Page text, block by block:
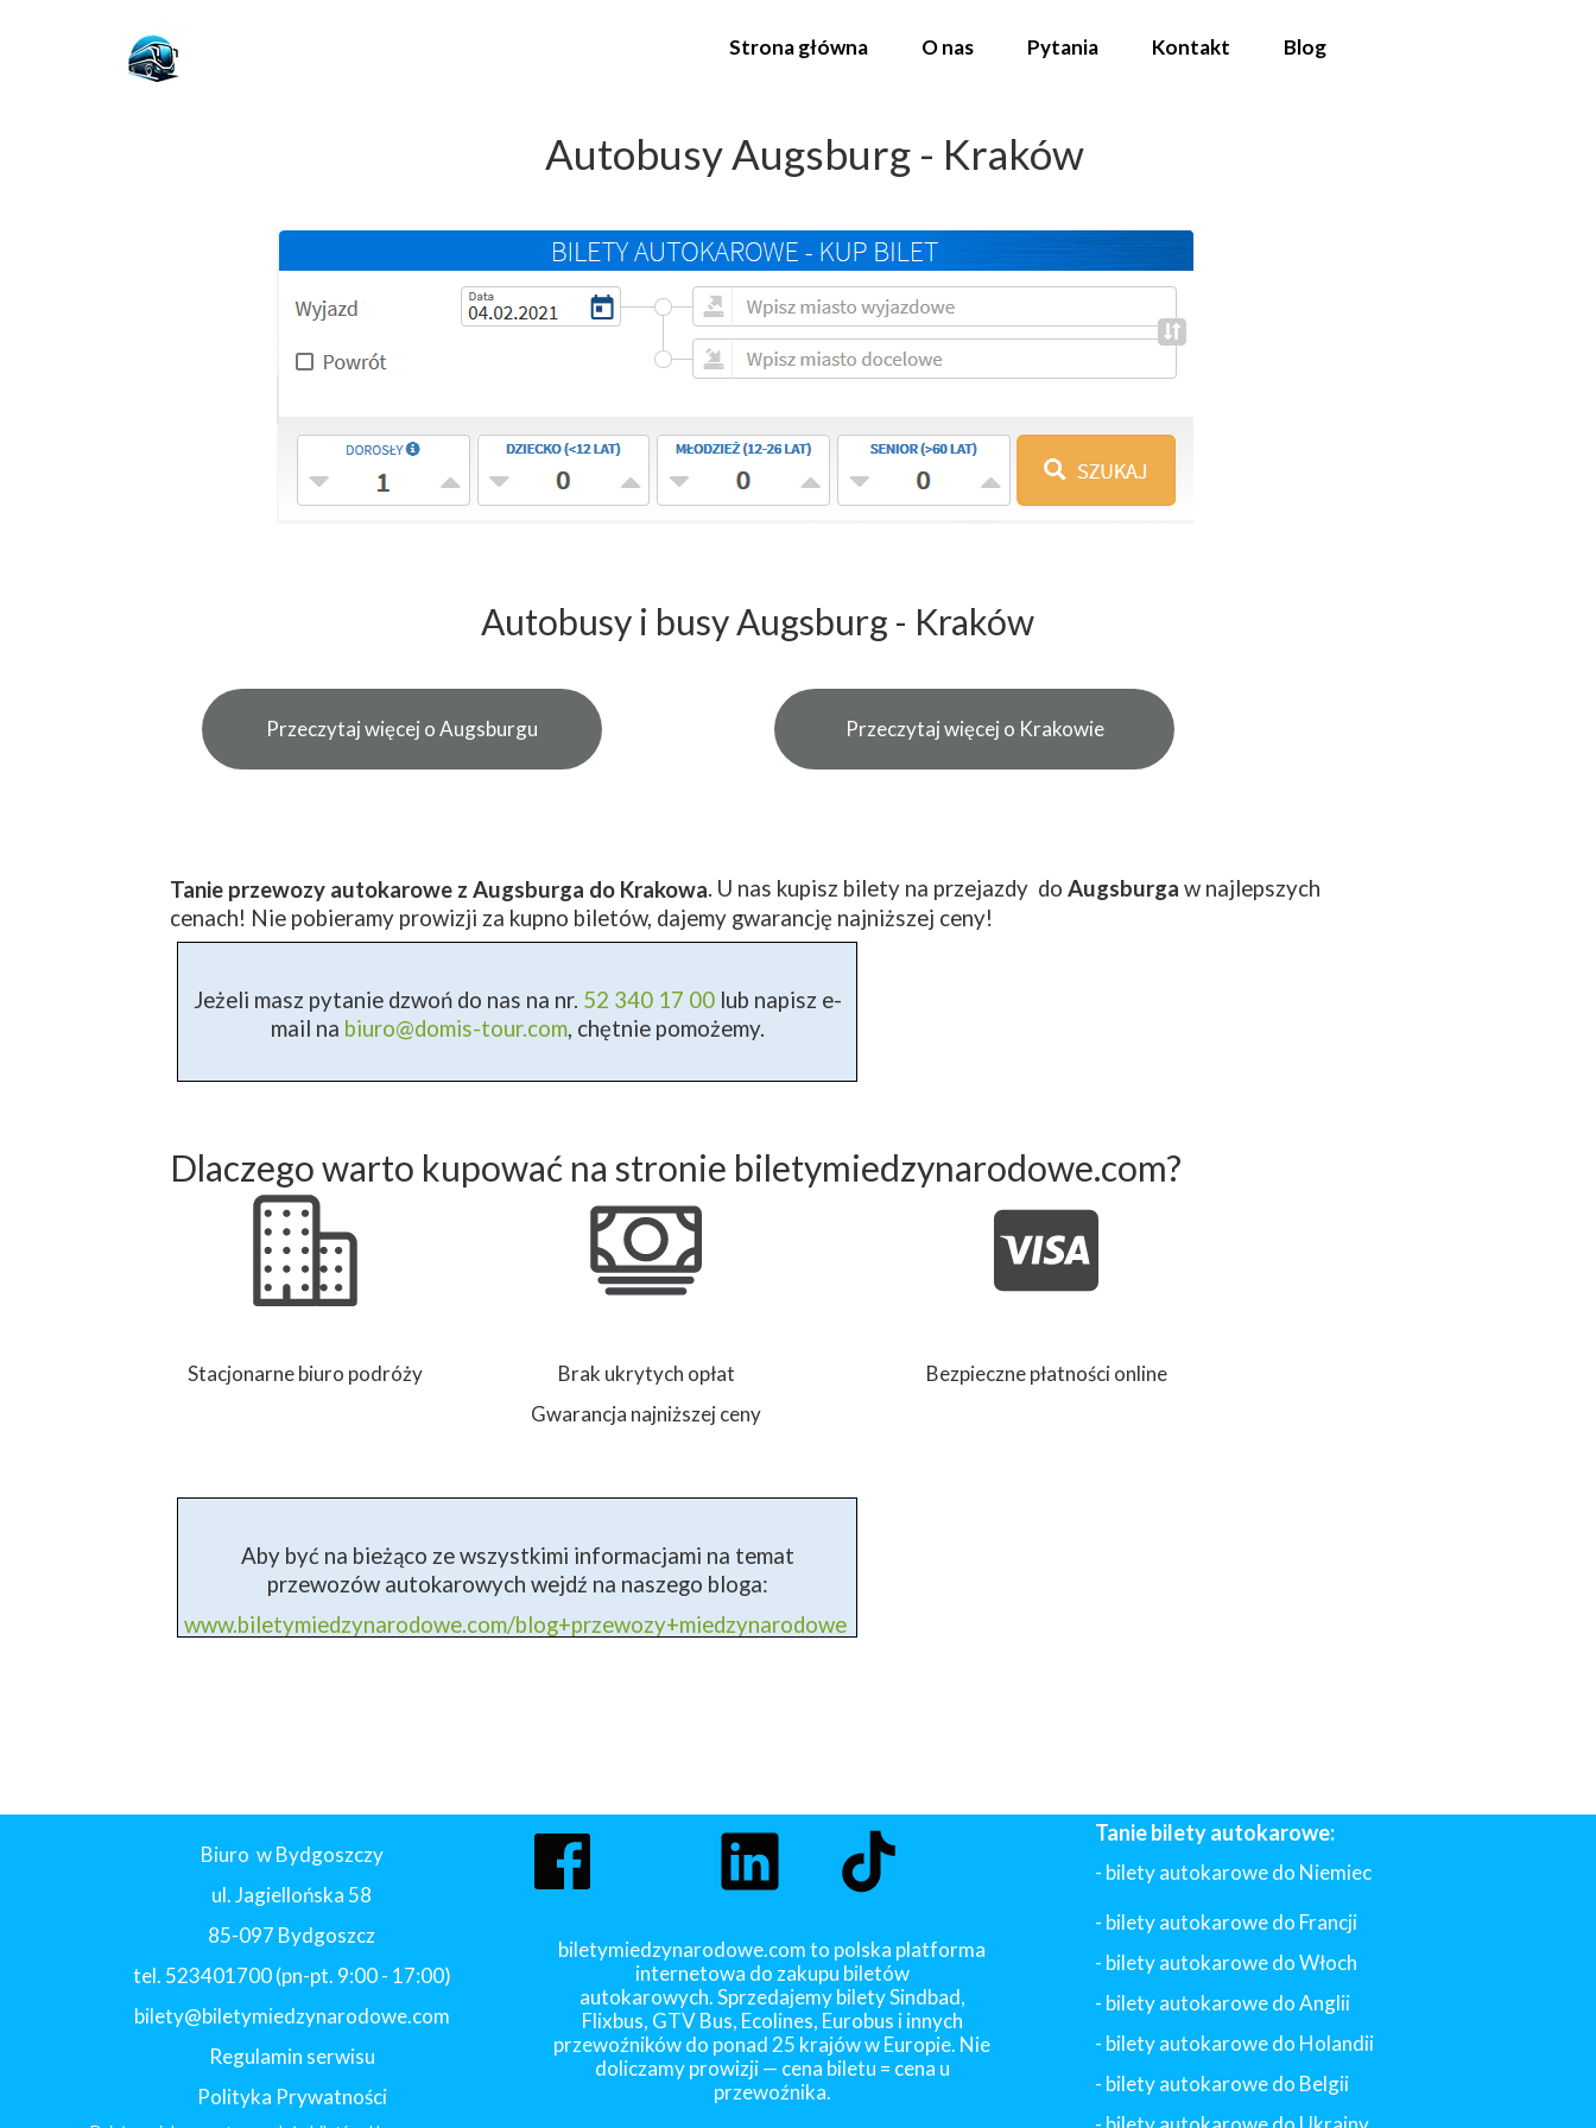
Przeczytaj więcej o Augsburgu
Bezpieczne płatności online
Brak ukrytych opłat
Gwarancja najniższej ceny
Stacjonarne biuro podróży
Przeczytaj więcej o Krakowie
Autobusy i busy Augsburg - Kraków
Tanie przewozy autokarowe z Augsburga do Krakowa. U nas kupisz bilety na przejazdy do Augsburga w najlepszych
cenach! Nie pobieramy prowizji za kupno biletów, dajemy gwarancję najniższej ceny!
Jeżeli masz pytanie dzwoń do nas na nr. 52 340 17 00lub napisz e-
mail na biuro@domis-tour.com, chętnie pomożemy.
Dlaczego warto kupować na stronie biletymiedzynarodowe.com?
Aby być na bieżąco ze wszystkimi informacjami na temat
przewozów autokarowych wejdź na naszego bloga:
www.biletymiedzynarodowe.com/blog+przewozy+miedzynarodowe
Autobusy Augsburg - Kraków
Strona główna O nas Pytania Kontakt Blog
biletymiedzynarodowe.com to polska platforma
internetowa do zakupu biletów
autokarowych. Sprzedajemy bilety Sindbad,
Flixbus, GTV Bus, Ecolines, Eurobus i innych
przewoźników do ponad 25 krajów w Europie. Nie
doliczamy prowizji — cena biletu = cena u
przewoźnika.
Tanie bilety autokarowe:
- bilety autokarowe do Niemiec
- bilety autokarowe do Francji
- bilety autokarowe do Włoch
- bilety autokarowe do Anglii
- bilety autokarowe do Holandii
- bilety autokarowe do Belgii
Biuro w Bydgoszczy
ul. Jagiellońska 58
85-097 Bydgoszcz
tel. 523401700 (pn-pt. 9:00 - 17:00)
bilety@biletymiedzynarodowe.com
Regulamin serwisu
Polityka Prywatności